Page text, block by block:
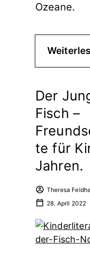
Ozeane.
Der
Fisch –
te für
Jahren.
Theresa
28. April 2022